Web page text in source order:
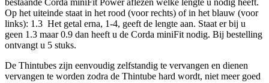
bestaande Corda miniFit Power aflezen welke lengte u nodig heeft.
Op het uiteinde staat in het rood (voor rechts) of in het blauw (voor
links): 1.3 Het getal erna, 1-4, geeft de lengte aan. Staat er bij u
geen 1.3 maar 0.9 dan heeft u de Corda miniFit nodig. Bij bestelling
ontvangt u 5 stuks.
De Thintubes zijn eenvoudig zelfstandig te vervangen en dienen
vervangen te worden zodra de Thintube hard wordt, niet meer goed